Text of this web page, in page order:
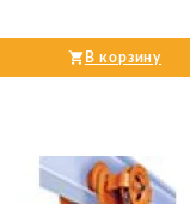
В корзину